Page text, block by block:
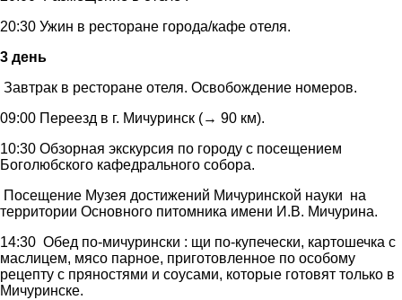
20:30 Ужин в ресторане города/кафе отеля.
3 день
Завтрак в ресторане отеля. Освобождение номеров.
09:00 Переезд в г. Мичуринск (→ 90 км).
10:30 Обзорная экскурсия по городу с посещением
Боголюбского кафедрального собора.
Посещение Музея достижений Мичуринской науки на
территории Основного питомника имени И.В. Мичурина.
14:30 Обед по-мичурински : щи по-купечески, картошечка с
маслицем, мясо парное, приготовленное по особому
рецепту с пряностями и соусами, которые готовят только в
Мичуринске.